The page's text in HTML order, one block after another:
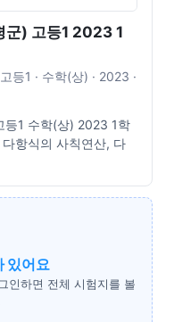
군) 고등1 2023 1
등1 · 수학(상) · 2023 ·
등1 수학(상) 2023 1학
항식의 사칙연산, 다
있어요
인하면 전체 시험지를 볼